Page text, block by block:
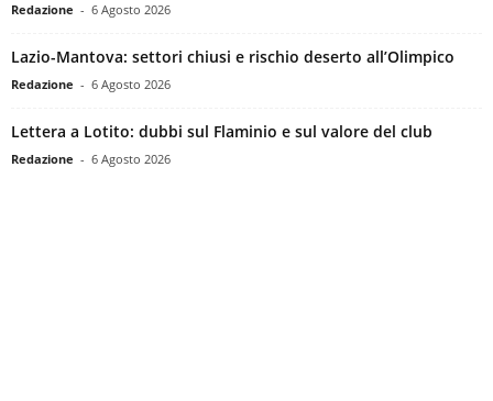
Redazione - 6 Agosto 2026
Lazio-Mantova: settori chiusi e rischio deserto all’Olimpico
Redazione - 6 Agosto 2026
Lettera a Lotito: dubbi sul Flaminio e sul valore del club
Redazione - 6 Agosto 2026